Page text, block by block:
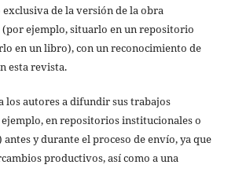
de la versión de la obra
ejemplo, situarlo en un repositorio
en un libro), con un reconocimiento de
esta revista.
los autores a difundir sus trabajos
en repositorios institucionales o
y durante el proceso de envío, ya que
productivos, así como a una